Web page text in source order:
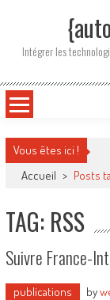
Intégrer les
Vous êtes ici !
Accueil > Posts
TAG: RSS
Suivre France-
publications by